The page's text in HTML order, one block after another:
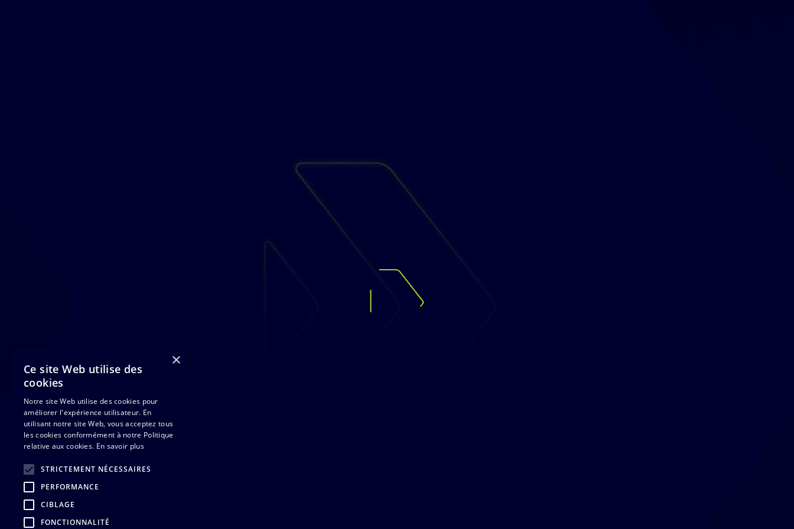
×
Ce site Web utilise des
cookies
Notre site Web utilise des cookies pour
améliorer l'expérience utilisateur. En
utilisant notre site Web, vous acceptez tous
les cookies conformément à notre Politique
relative aux cookies. En savoir plus
STRICTEMENT NÉCESSAIRES
PERFORMANCE
CIBLAGE
FONCTIONNALITÉ